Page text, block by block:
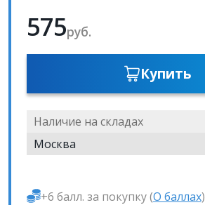
575руб.
Купить
Наличие на складах
Москва
+6 балл. за покупку (О баллах)